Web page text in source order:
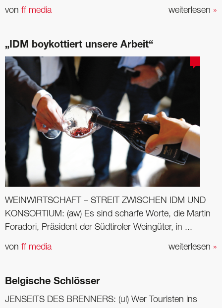
weiterlesen »
von ff media
„IDM boykottiert unsere Arbeit“
WEINWIRTSCHAFT – STREIT ZWISCHEN IDM UND
KONSORTIUM: (aw) Es sind scharfe Worte, die Martin
Foradori, Präsident der Südtiroler Weingüter, in ...
weiterlesen »
von ff media
Belgische Schlösser
JENSEITS DES BRENNERS: (ul) Wer Touristen ins